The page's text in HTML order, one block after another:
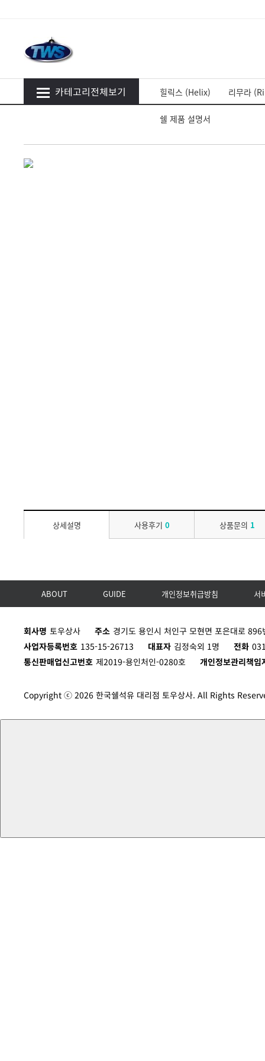
카테고리전체보기 힐릭스 (Helix) 리무라
쉘 제품 설명서
상세설명 사용후기 0 상품문의 1
ABOUT GUIDE 개인정보취급방침 서
회사명 토우상사 주소 경기도 용인시 처인구 모현면 포은대로
사업자등록번호 135-15-26713 대표자 김정숙외 1명 전화
통신판매업신고번호 제2019-용인처인-0280호 개인정보관리책임
Copyright ⓒ 2026 한국쉘석유 대리점 토우상사. All Rights